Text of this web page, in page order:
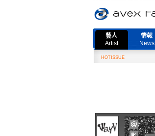
藝人
Artist
情報
News
HOTISSUE